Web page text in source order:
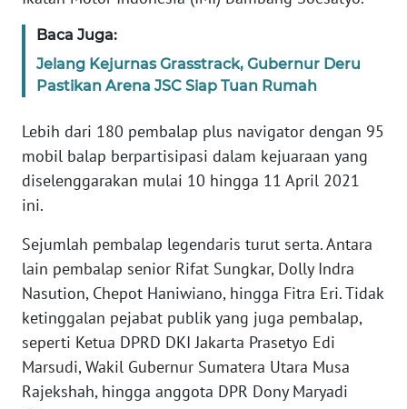
Baca Juga:
Jelang Kejurnas Grasstrack, Gubernur Deru
Pastikan Arena JSC Siap Tuan Rumah
Lebih dari 180 pembalap plus navigator dengan 95
mobil balap berpartisipasi dalam kejuaraan yang
diselenggarakan mulai 10 hingga 11 April 2021
ini.
Sejumlah pembalap legendaris turut serta. Antara
lain pembalap senior Rifat Sungkar, Dolly Indra
Nasution, Chepot Haniwiano, hingga Fitra Eri. Tidak
ketinggalan pejabat publik yang juga pembalap,
seperti Ketua DPRD DKI Jakarta Prasetyo Edi
Marsudi, Wakil Gubernur Sumatera Utara Musa
Rajekshah, hingga anggota DPR Dony Maryadi
BERITA
KAMI
INFO
IKLAN
TENTANG
KAMI
PEDOMAN
MEDIA
SIBER